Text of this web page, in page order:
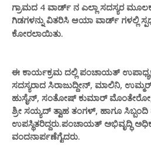
ಗ್ರಾಮದ 4 ವಾರ್ಡ್ ನ ಎಲ್ಲಾ ಸದಸ್ಯರ
ಗಿಡಗಳನ್ನು ವಿತರಿಸಿ ಆಯಾ ವಾರ್ಡ್ ಗಳಲ್ಲಿ ಸ್ಪ
ಕೋರಲಾಯಿತು.
ಈ ಕಾರ್ಯಕ್ರಮ ದಲ್ಲಿ ಪಂಚಾಯತ್
ಸದಸ್ಯರಾದ ಸಿರಾಜುದ್ದೀನ್, ಮಾಲಿನಿ,
ಹುಸೈನ್, ಸಂತೋಷ್ ಕುಮಾರ್
ಶ್ರೀ ಸಯ್ಯದ್ ತ್ವಾಹ ತಂಗಳ್, ಹಾಗೂ
ಉಪಸ್ಥಿತರಿದ್ದರು.ಪಂಚಾಯತ್ ಅಭಿವೃದ್ಧಿ
ವಂದನಾರ್ಪಣೆಗೈದರು.